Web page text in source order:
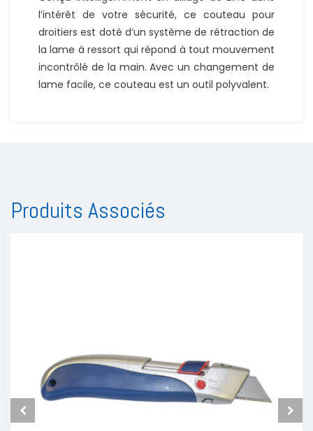
l’intérêt de votre sécurité, ce couteau pour
droitiers est doté d’un système de rétraction de
la lame à ressort qui répond à tout mouvement
incontrôlé de la main. Avec un changement de
lame facile, ce couteau est un outil polyvalent.
Produits Associés